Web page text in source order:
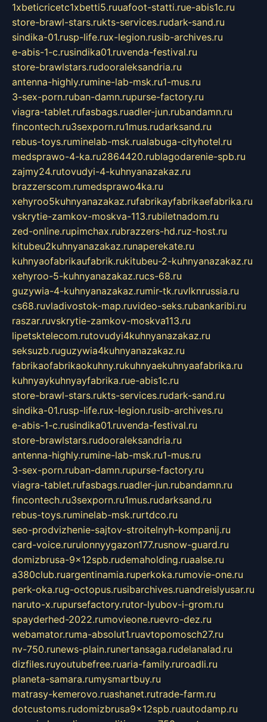
1xbeticricetc1xbetti5.ruuafoot-statti.rue-abis1c.ru
store-brawl-stars.rukts-services.rudark-sand.ru
sindika-01.rusp-life.rux-legion.rusib-archives.ru
e-abis-1-c.rusindika01.ruvenda-festival.ru
store-brawlstars.rudooraleksandria.ru
antenna-highly.rumine-lab-msk.ru1-mus.ru
3-sex-porn.ruban-damn.rupurse-factory.ru
viagra-tablet.rufasbags.ruadler-jun.rubandamn.ru
fincontech.ru3sexporn.ru1mus.rudarksand.ru
rebus-toys.ruminelab-msk.rualabuga-cityhotel.ru
medsprawo-4-ka.ru2864420.rublagodarenie-spb.ru
zajmy24.rutovudyi-4-kuhnyanazakaz.ru
brazzerscom.rumedsprawo4ka.ru
xehyroo5kuhnyanazakaz.rufabrikayfabrikaefabrika.ru
vskrytie-zamkov-moskva-113.rubiletnadom.ru
zed-online.rupimchax.rubrazzers-hd.ruz-host.ru
kitubeu2kuhnyanazakaz.runaperekate.ru
kuhnyaofabrikaufabrik.rukitubeu-2-kuhnyanazakaz.ru
xehyroo-5-kuhnyanazakaz.rucs-68.ru
guzywia-4-kuhnyanazakaz.rumir-tk.ruvlknrussia.ru
cs68.ruvladivostok-map.ruvideo-seks.rubankaribi.ru
raszar.ruvskrytie-zamkov-moskva113.ru
lipetsktelecom.rutovudyi4kuhnyanazakaz.ru
seksuzb.ruguzywia4kuhnyanazakaz.ru
fabrikaofabrikaokuhny.rukuhnyaekuhnyaafabrika.ru
kuhnyaykuhnyayfabrika.rue-abis1c.ru
store-brawl-stars.rukts-services.rudark-sand.ru
sindika-01.rusp-life.rux-legion.rusib-archives.ru
e-abis-1-c.rusindika01.ruvenda-festival.ru
store-brawlstars.rudooraleksandria.ru
antenna-highly.rumine-lab-msk.ru1-mus.ru
3-sex-porn.ruban-damn.rupurse-factory.ru
viagra-tablet.rufasbags.ruadler-jun.rubandamn.ru
fincontech.ru3sexporn.ru1mus.rudarksand.ru
rebus-toys.ruminelab-msk.rurtdco.ru
seo-prodvizhenie-sajtov-stroitelnyh-kompanij.ru
card-voice.rurulonnyygazon177.rusnow-guard.ru
domizbrusa-9x12spb.rudemaholding.ruaalse.ru
a380club.ruargentinamia.ruperkoka.rumovie-one.ru
perk-oka.rug-octopus.rusibarchives.ruandreislyusar.ru
naruto-x.rupursefactory.rutor-lyubov-i-grom.ru
spayderhed-2022.rumovieone.ruevro-dez.ru
webamator.ruma-absolut1.ruavtopomosch27.ru
nv-750.runews-plain.runertansaga.rudelanalad.ru
dizfiles.ruyoutubefree.ruaria-family.ruroadli.ru
planeta-samara.rumysmartbuy.ru
matrasy-kemerovo.ruashanet.rutrade-farm.ru
dotcustoms.rudomizbrusa9x12spb.ruautodamp.ru